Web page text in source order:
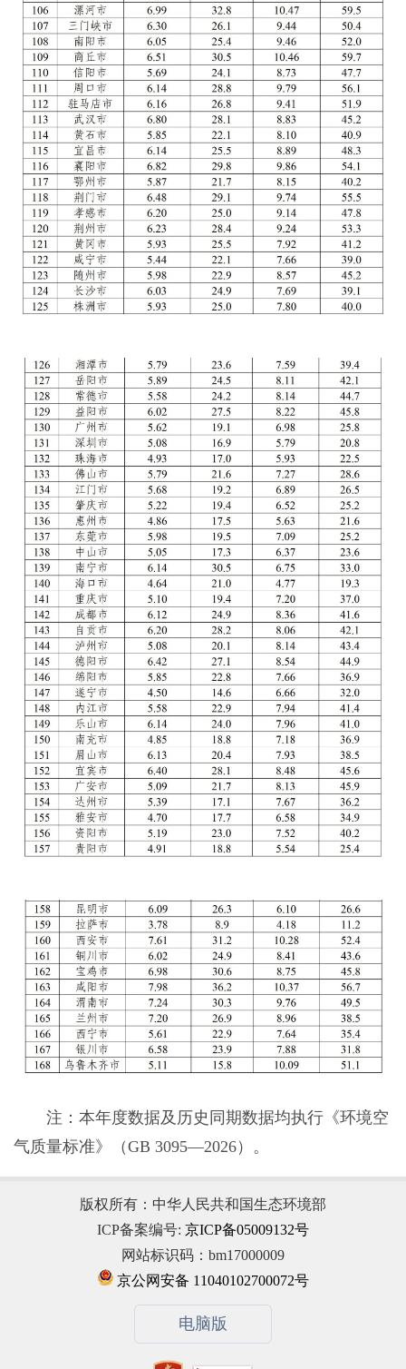
注：本年度数据及历史同期数据均执行《环境空
气质量标准》（GB 3095—2026）。
版权所有：中华人民共和国生态环境部
ICP备案编号: 京ICP备05009132号
网站标识码：bm17000009
京公网安备 11040102700072号
电脑版